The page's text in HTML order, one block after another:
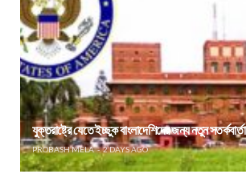
যুক্তরাষ্ট্রে যেতে ইচ্ছুক বাংলাদেশিদের জন্য নতুন সতর্কবার্তা
PROBASH MELA 2 DAYS AGO